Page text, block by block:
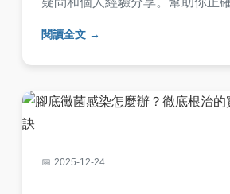
閱讀全文
2025-12-24